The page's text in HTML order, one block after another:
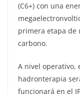
(C6+) con una
primera etapa de
carbono.
A nivel operativo,
hadronterapia
funcionará en el